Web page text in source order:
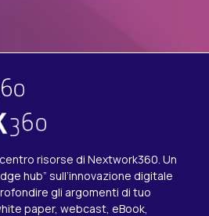
risorse di Nextwork360. Un
hub” sull’innovazione digitale
gli argomenti di tuo
paper, webcast, eBook,